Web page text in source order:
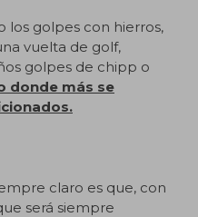
los golpes con hierros,
vuelta de golf,
golpes de chipp o
donde más se
claro es que, con
será siempre